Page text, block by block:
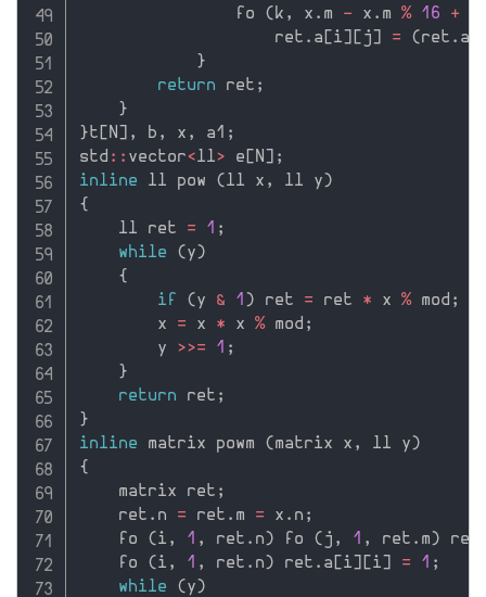
                fo
( k , x . m - x . m % 16 +
                    ret
. a i j = ( ret . a
}
return ret ;
}
}t N , b , x , a1 ;
std :: vector<ll> e N
;
inline ll pow ( ll x , ll y )
{
    ll ret
= 1 ;
while
( y )
{
if
( y & 1 ) ret = ret * x % mod ;
        x
= x * x % mod ;
        y
>>= 1 ;
}
return ret ;
}
inline matrix powm ( matrix x , ll y )
{
    matrix ret
;
    ret
. n = ret . m = x . n ;
    fo
( i , 1 , ret . n ) fo ( j , 1 , ret . m ) ret
    fo
( i , 1 , ret . n ) ret . a i i = 1 ;
while
( y )